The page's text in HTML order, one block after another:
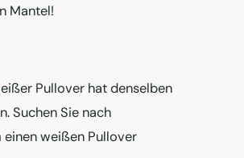
Mantel!
Pullover hat denselben
Suchen Sie nach
weißen Pullover